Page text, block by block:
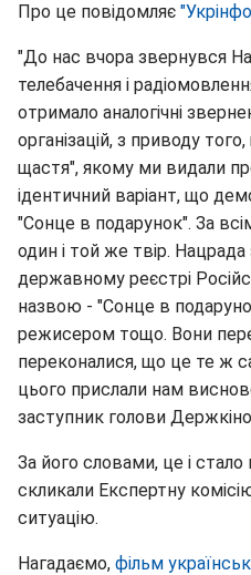
Про це повідомляє
"До нас вчора звернувся
телебачення і
отримало аналогічні
організацій, з приводу
щастя", якому ми видали
ідентичний варіант, що
"Сонце в подарунок". За
один і той же твір.
державному реєстрі
назвою - "Сонце в
режисером тощо. Вони
переконалися, що це те ж
цього прислали нам
заступник голови
За його словами, це і
скликали Експертну
ситуацію.
Нагадаємо, фільм